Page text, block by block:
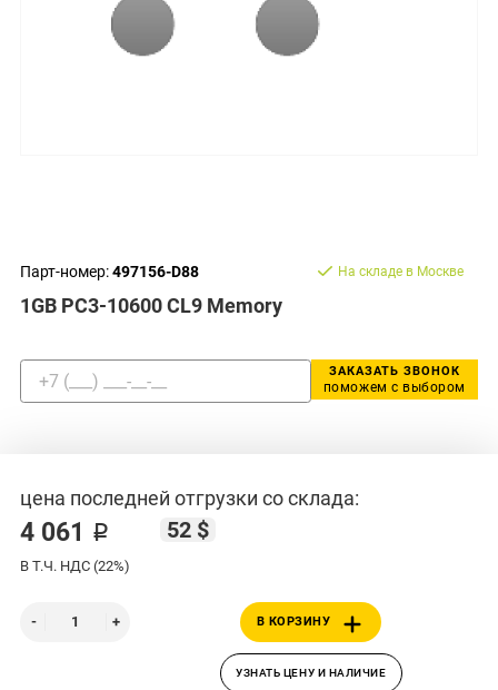
Парт-номер:497156-D88
1GB PC3-10600 CL9 Memory
На складе в Москве
ЗАКАЗАТЬ ЗВОНОК
поможем с выбором
цена последней отгрузки со склада:
4 061 ₽ 52 $
В Т.Ч. НДС (22%)
В КОРЗИНУ
УЗНАТЬ ЦЕНУ И НАЛИЧИЕ